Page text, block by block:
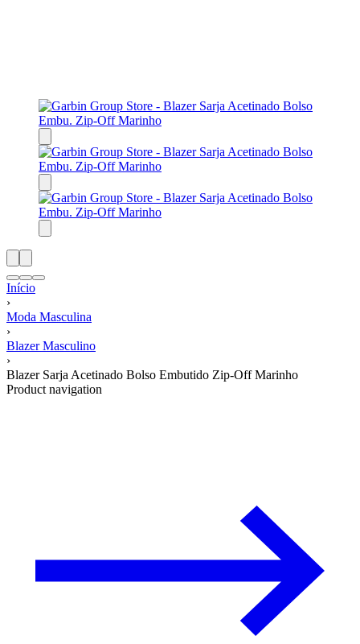
Início
›
Moda Masculina
›
Blazer Masculino
›
Blazer Sarja Acetinado Bolso Embutido Zip-Off Marinho
Product navigation